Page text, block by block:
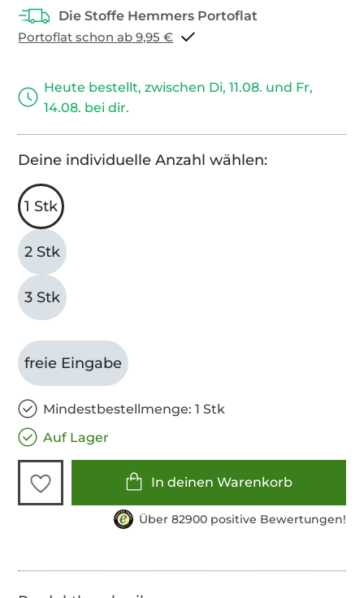
Portoflat schon ab 9,95 €
Heute bestellt, zwischen Di, 11.08. und Fr,
14.08. bei dir.
Deine individuelle Anzahl wählen:
1 Stk
2 Stk
3 Stk
freie Eingabe
Mindestbestellmenge: 1 Stk
Auf Lager
In deinen Warenkorb
Über 82900 positive Bewertungen!